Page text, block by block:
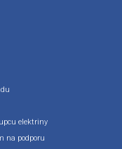
elektriny
na podporu